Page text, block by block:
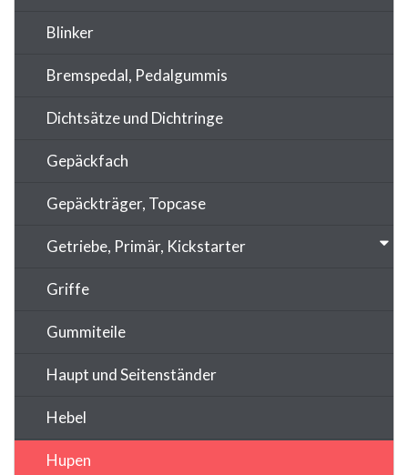
Blinker
Bremspedal, Pedalgummis
Dichtsätze und Dichtringe
Gepäckfach
Gepäckträger, Topcase
Getriebe, Primär, Kickstarter
Griffe
Gummiteile
Haupt und Seitenständer
Hebel
Hupen